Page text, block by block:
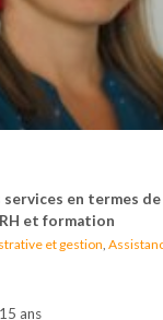
services en termes
et formation
et gestion
15 ans